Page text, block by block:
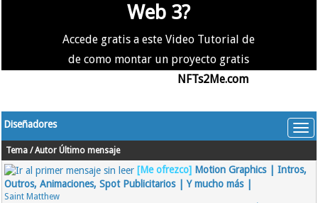
Web 3?
Accede gratis a este Video Tutorial de
de como montar un proyecto gratis
NFTs2Me.com
Diseñadores
Tema /Autor Último mensaje
[Me ofrezco] Motion Graphics | Intros,
Outros, Animaciones, Spot Publicitarios | Y mucho más |
Saint Matthew